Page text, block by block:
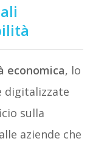
economica, lo
digitalizzate
sulla
aziende che